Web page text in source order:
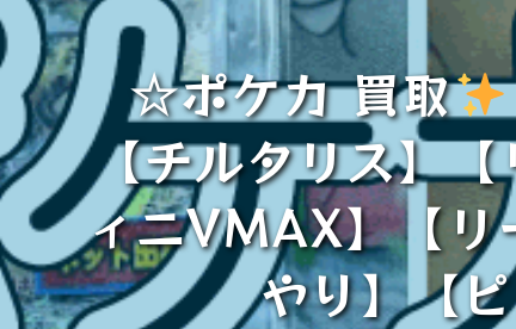
☆ポケカ 買取
【チルタリス】
ィニVMAX】【リ
やり】【